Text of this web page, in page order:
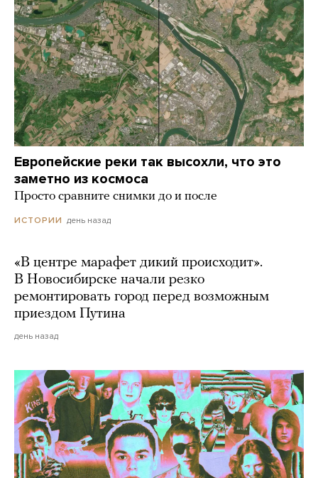
Европейские реки так высохли, что это
заметно из космоса
Просто сравните снимки до и после
ИСТОРИИ день назад
«В центре марафет дикий происходит».
В Новосибирске начали резко
ремонтировать город перед возможным
приездом Путина
день назад